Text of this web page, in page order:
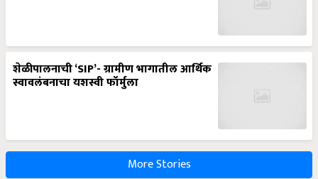
शेळीपालनाची ‘SIP’- ग्रामीण भागातील आर्थिक
स्वावलंबनाचा यशस्वी फॉर्मुला
More Stories